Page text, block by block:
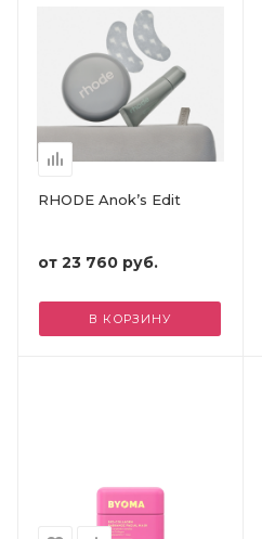
RHODE Anok’s Edit
от 23 760 руб.
В КОРЗИНУ